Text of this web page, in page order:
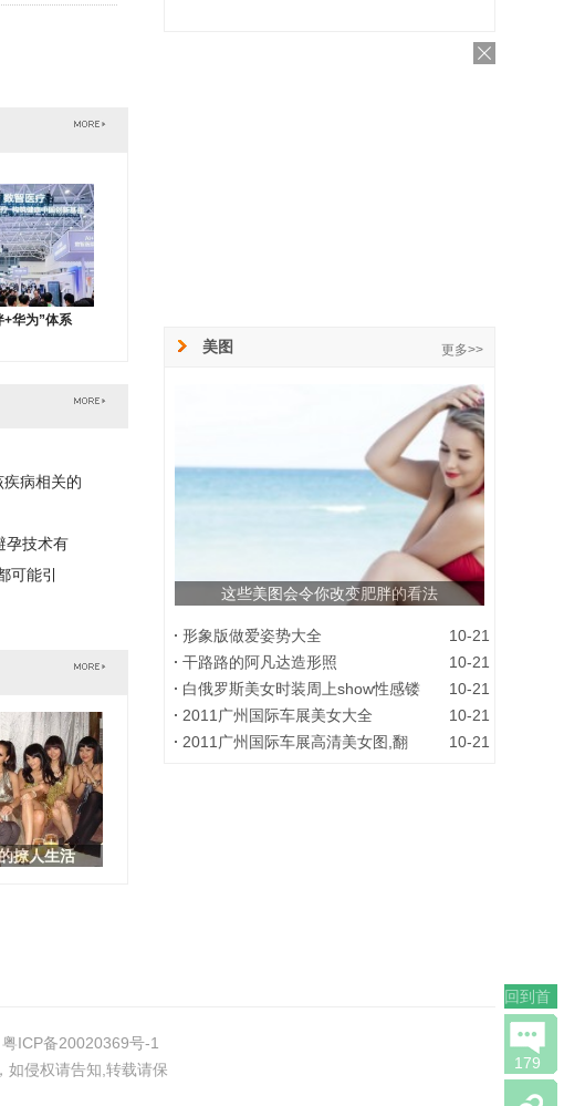
+华为”体系
病相关的
孕技术有
可能引
撩人生活
美图 更多>>
这些美图会令你改变肥胖的看法
形象版做爱姿势大全
10-21
干路路的阿凡达造形照
10-21
白俄罗斯美女时装周上show性感镂
10-21
2011广州国际车展美女大全
10-21
2011广州国际车展高清美女图,翻
10-21
回到首
页
179
粤ICP备20020369号-1
如侵权请告知,转载请保